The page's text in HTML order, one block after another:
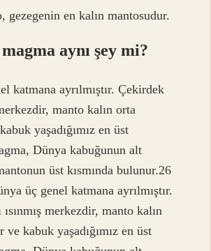
gezegenin en kalın mantosudur.
aynı şey mi?
katmana ayrılmıştır. Çekirdek
merkezdir, manto kalın orta
yaşadığımız en üst
Dünya kabuğunun alt
üst kısmında bulunur.26
üç genel katmana ayrılmıştır.
ısınmış merkezdir, manto kalın
ve kabuk yaşadığımız en üst